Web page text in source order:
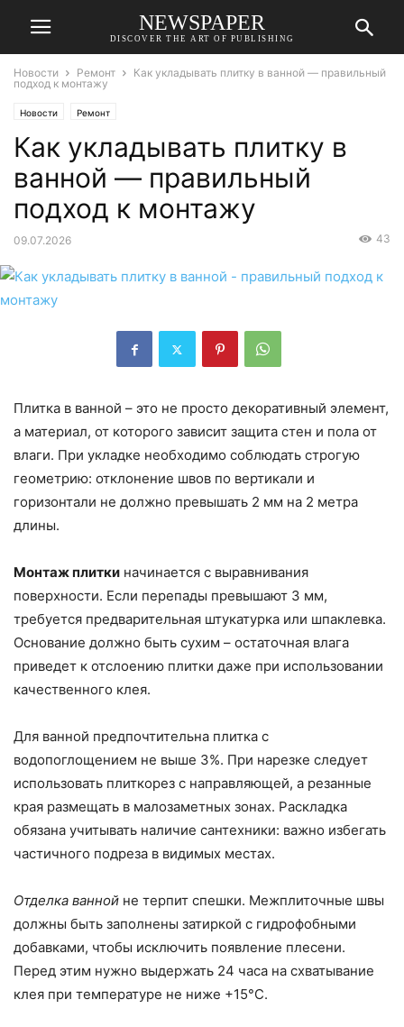
NEWSPAPER
DISCOVER THE ART OF PUBLISHING
Новости Ремонт
Как укладывать плитку в ванной — правильный
подход к монтажу
Новости Ремонт
Как укладывать плитку в
ванной — правильный
подход к монтажу
09.07.2026 43
Плитка в ванной – это не просто декоративный элемент,
а материал, от которого зависит защита стен и пола от
влаги. При укладке необходимо соблюдать строгую
геометрию: отклонение швов по вертикали и
горизонтали не должно превышать 2 мм на 2 метра
длины.
Монтаж плитки начинается с выравнивания
поверхности. Если перепады превышают 3 мм,
требуется предварительная штукатурка или шпаклевка.
Основание должно быть сухим – остаточная влага
приведет к отслоению плитки даже при использовании
качественного клея.
Для ванной предпочтительна плитка с
водопоглощением не выше 3%. При нарезке следует
использовать плиткорез с направляющей, а резанные
края размещать в малозаметных зонах. Раскладка
обязана учитывать наличие сантехники: важно избегать
частичного подреза в видимых местах.
Отделка ванной не терпит спешки. Межплиточные швы
должны быть заполнены затиркой с гидрофобными
добавками, чтобы исключить появление плесени.
Перед этим нужно выдержать 24 часа на схватывание
клея при температуре не ниже +15°C.